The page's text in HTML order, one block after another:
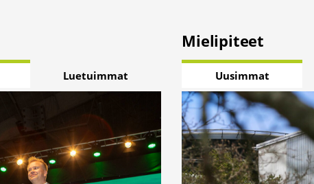
Luetuimmat
Mielipiteet
Uusimmat